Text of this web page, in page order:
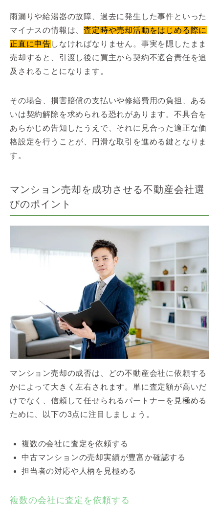
雨漏りや給湯器の故障、過去に発生した事件といった
マイナスの情報は、査定時や売却活動をはじめる際に
正直に申告 しなければなりません。事実を隠したまま
売却すると、引渡し後に買主から契約不適合責任を追
及されることになります。
その場合、損害賠償の支払いや修繕費用の負担、ある
いは契約解除を求められる恐れがあります。不具合を
あらかじめ告知したうえで、それに見合った適正な価
格設定を行うことが、円滑な取引を進める鍵となりま
す。
マンション売却を成功させる不動産会社選
びのポイント
マンション売却の成否は、どの不動産会社に依頼する
かによって大きく左右されます。単に査定額が高いだ
けでなく、信頼して任せられるパートナーを見極める
ために、以下の3点に注目しましょう。
複数の会社に査定を依頼する
中古マンションの売却実績が豊富か確認する
担当者の対応や人柄を見極める
複数の会社に査定を依頼する